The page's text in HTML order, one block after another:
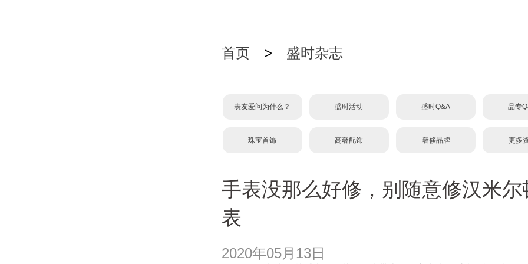
首页 > 盛时杂志
表友爱问为什么？ 盛时活动 盛时Q&A 品专
珠宝首饰 高奢配饰 奢侈品牌 更多
手表没那么好修，别随意修汉米尔
表
2020年05月13日